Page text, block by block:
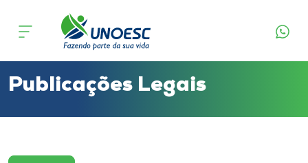
Cursos
Atendimento ao Estudante
Publicações Legais